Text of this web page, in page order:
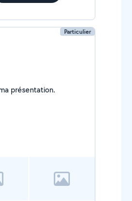
Particulier
Je n'ai pas encore renseigné ma présentation.